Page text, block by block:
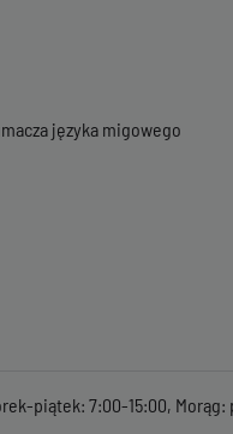
języka migowego
piątek: 7:00-15:00,